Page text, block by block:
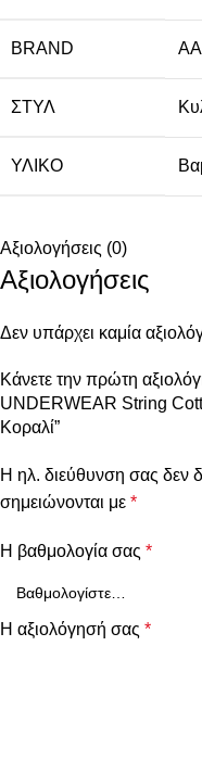
BRAND
ΣΤΥΛ
ΥΛΙΚΌ
Αξιολογήσεις (0)
Αξιολογήσεις
Δεν υπάρχει καμία
Κάνετε την πρώτη
UNDERWEAR String
Κοραλί”
Η ηλ. διεύθυνση σας δεν
σημειώνονται με *
Η βαθμολογία σας *
Η αξιολόγησή σας *